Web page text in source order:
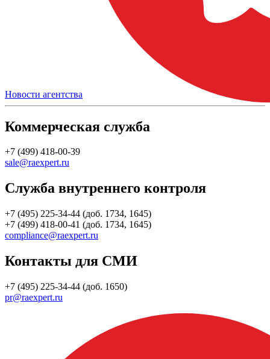
Новости агентства
Коммерческая служба
+7 (499) 418-00-39
sale@raexpert.ru
Служба внутреннего контроля
+7 (495) 225-34-44 (доб. 1734, 1645)
+7 (499) 418-00-41 (доб. 1734, 1645)
compliance@raexpert.ru
Контакты для СМИ
+7 (495) 225-34-44 (доб. 1650)
pr@raexpert.ru